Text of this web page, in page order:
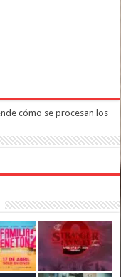
cómo se procesan los